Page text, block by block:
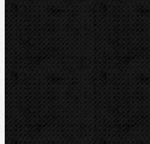
U nás zaplatíte
7 072,00Kč
U nás zaplatíte s DPH
8 557,12 Kč
Dostupnost:
Na dotaz